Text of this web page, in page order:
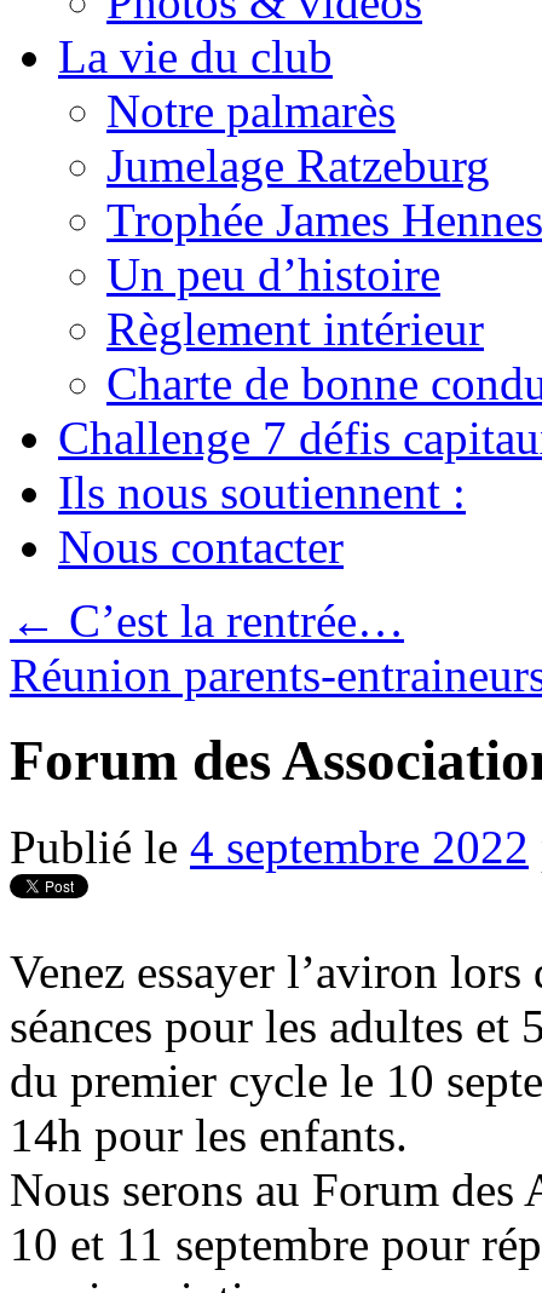
La vie du club
Notre palmarès
Jumelage Ratzeburg
Trophée James
Un peu d’histoire
Règlement intérieur
Charte de bonne
Challenge 7 défis
Ils nous soutiennent :
Nous contacter
← C’est la rentrée…
Réunion parents-
Forum des
Publié le 4 septembre 2022
Venez essayer l’aviron
séances pour les adultes et
du premier cycle le 10
14h pour les enfants.
Nous serons au Forum des
10 et 11 septembre pour